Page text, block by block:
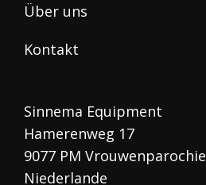
Über uns
Kontakt
Sinnema Equipment
Hamerenweg 17
9077 PM Vrouwenparochie
Niederlande